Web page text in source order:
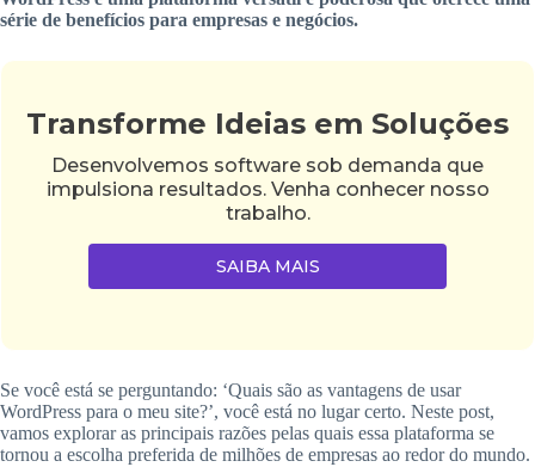
série de benefícios para empresas e negócios.
Transforme Ideias em Soluções
Desenvolvemos software sob demanda que
impulsiona resultados. Venha conhecer nosso
trabalho.
SAIBA MAIS
Se você está se perguntando: ‘Quais são as vantagens de usar
WordPress para o meu site?’, você está no lugar certo. Neste post,
vamos explorar as principais razões pelas quais essa plataforma se
tornou a escolha preferida de milhões de empresas ao redor do mundo.